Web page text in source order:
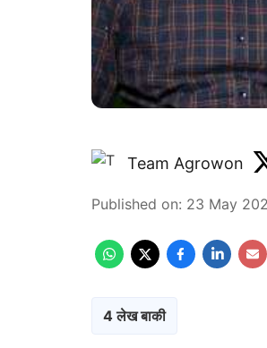
Team Agrowon
Published on: 23 May
4 लेख बाकी